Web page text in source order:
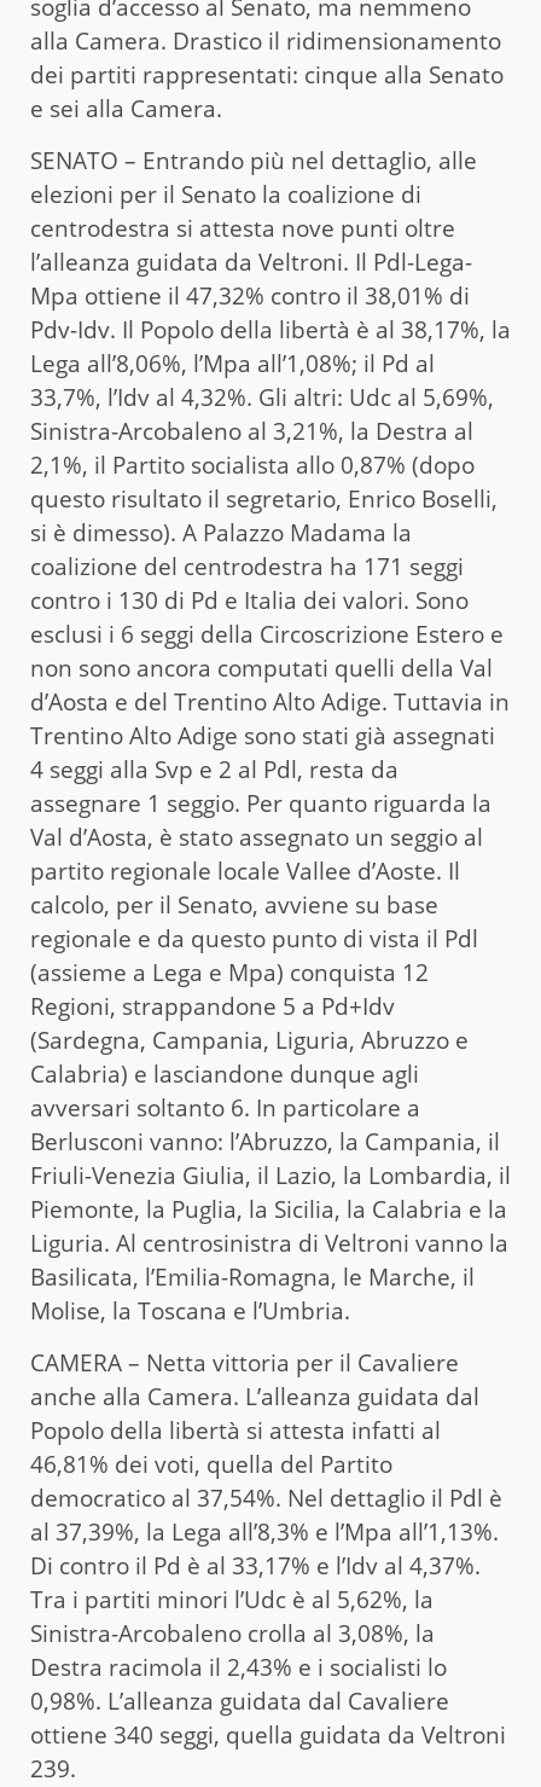
soglia d’accesso al Senato, ma nemmeno
alla Camera. Drastico il ridimensionamento
dei partiti rappresentati: cinque alla Senato
e sei alla Camera.
SENATO – Entrando più nel dettaglio, alle
elezioni per il Senato la coalizione di
centrodestra si attesta nove punti oltre
l’alleanza guidata da Veltroni. Il Pdl-Lega-
Mpa ottiene il 47,32% contro il 38,01% di
Pdv-Idv. Il Popolo della libertà è al 38,17%, la
Lega all’8,06%, l’Mpa all’1,08%; il Pd al
33,7%, l’Idv al 4,32%. Gli altri: Udc al 5,69%,
Sinistra-Arcobaleno al 3,21%, la Destra al
2,1%, il Partito socialista allo 0,87% (dopo
questo risultato il segretario, Enrico Boselli,
si è dimesso). A Palazzo Madama la
coalizione del centrodestra ha 171 seggi
contro i 130 di Pd e Italia dei valori. Sono
esclusi i 6 seggi della Circoscrizione Estero e
non sono ancora computati quelli della Val
d’Aosta e del Trentino Alto Adige. Tuttavia in
Trentino Alto Adige sono stati già assegnati
4 seggi alla Svp e 2 al Pdl, resta da
assegnare 1 seggio. Per quanto riguarda la
Val d’Aosta, è stato assegnato un seggio al
partito regionale locale Vallee d’Aoste. Il
calcolo, per il Senato, avviene su base
regionale e da questo punto di vista il Pdl
(assieme a Lega e Mpa) conquista 12
Regioni, strappandone 5 a Pd+Idv
(Sardegna, Campania, Liguria, Abruzzo e
Calabria) e lasciandone dunque agli
avversari soltanto 6. In particolare a
Berlusconi vanno: l’Abruzzo, la Campania, il
Friuli-Venezia Giulia, il Lazio, la Lombardia, il
Piemonte, la Puglia, la Sicilia, la Calabria e la
Liguria. Al centrosinistra di Veltroni vanno la
Basilicata, l’Emilia-Romagna, le Marche, il
Molise, la Toscana e l’Umbria.
CAMERA – Netta vittoria per il Cavaliere
anche alla Camera. L’alleanza guidata dal
Popolo della libertà si attesta infatti al
46,81% dei voti, quella del Partito
democratico al 37,54%. Nel dettaglio il Pdl è
al 37,39%, la Lega all’8,3% e l’Mpa all’1,13%.
Di contro il Pd è al 33,17% e l’Idv al 4,37%.
Tra i partiti minori l’Udc è al 5,62%, la
Sinistra-Arcobaleno crolla al 3,08%, la
Destra racimola il 2,43% e i socialisti lo
0,98%. L’alleanza guidata dal Cavaliere
ottiene 340 seggi, quella guidata da Veltroni
239.